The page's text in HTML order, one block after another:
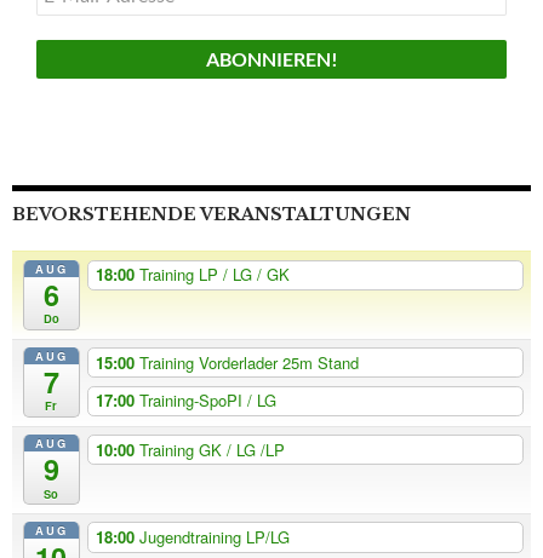
Mail-
Adresse
BEVORSTEHENDE VERANSTALTUNGEN
AUG
6
Do
18:00 Training LP / LG / GK
AUG
7
Fr
15:00 Training Vorderlader 25m Stand
17:00 Training-SpoPI / LG
AUG
9
So
10:00 Training GK / LG /LP
AUG 18:00 Jugendtraining LP/LG